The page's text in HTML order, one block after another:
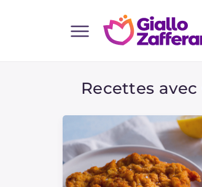
Toutes les recettes
Plats principaux
Boissons et rafraîchissements
Recettes avec